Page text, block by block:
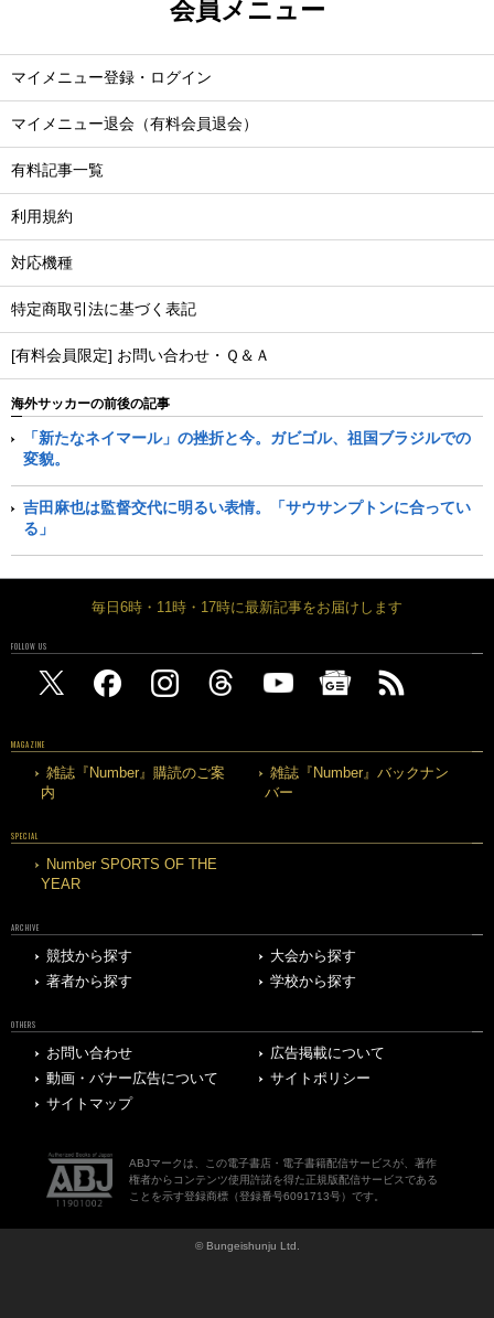
会員メニュー
マイメニュー登録・ログイン
マイメニュー退会（有料会員退会）
有料記事一覧
利用規約
対応機種
特定商取引法に基づく表記
[有料会員限定] お問い合わせ・Ｑ＆Ａ
海外サッカーの前後の記事
「新たなネイマール」の挫折と今。ガビゴル、祖国ブラジルでの
変貌。
吉田麻也は監督交代に明るい表情。「サウサンプトンに合ってい
る」
毎日6時・11時・17時に最新記事をお届けします
FOLLOW US
MAGAZINE
雑誌『Number』購読のご案
内
雑誌『Number』バックナン
バー
SPECIAL
Number SPORTS OF THE
YEAR
ARCHIVE
競技から探す
大会から探す
著者から探す
学校から探す
OTHERS
お問い合わせ
広告掲載について
動画・バナー広告について
サイトポリシー
サイトマップ
ABJマークは、この電子書店・電子書籍配信サービスが、著作
権者からコンテンツ使用許諾を得た正規版配信サービスである
ことを示す登録商標（登録番号6091713号）です。
© Bungeishunju Ltd.